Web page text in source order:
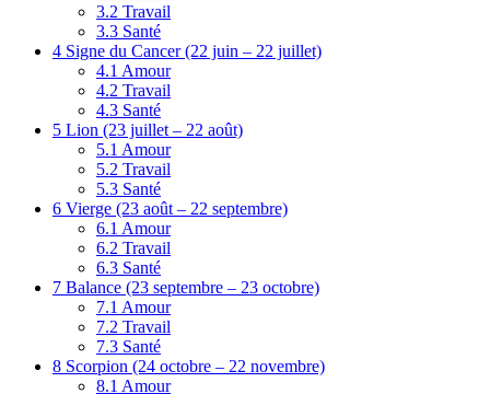
3.2 Travail
3.3 Santé
4 Signe du Cancer (22 juin – 22 juillet)
4.1 Amour
4.2 Travail
4.3 Santé
5 Lion (23 juillet – 22 août)
5.1 Amour
5.2 Travail
5.3 Santé
6 Vierge (23 août – 22 septembre)
6.1 Amour
6.2 Travail
6.3 Santé
7 Balance (23 septembre – 23 octobre)
7.1 Amour
7.2 Travail
7.3 Santé
8 Scorpion (24 octobre – 22 novembre)
8.1 Amour